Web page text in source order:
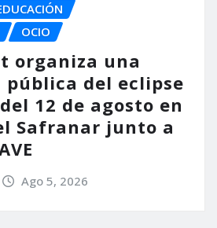
OCIO
organiza una
pública del eclipse
12 de agosto en
Safranar junto a
Ago 5, 2026